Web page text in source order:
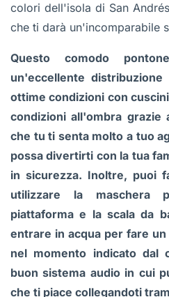
colori dell'isola di San
che ti darà un'incomparabile
Questo comodo
un'eccellente
ottime condizioni con
condizioni all'ombra
che tu ti senta molto a tuo
possa divertirti con la tua
in sicurezza. Inoltre, puoi
utilizzare la maschera
piattaforma e la scala da
entrare in acqua per fare
nel momento indicato dal
buon sistema audio in cui
che ti piace collegandoti